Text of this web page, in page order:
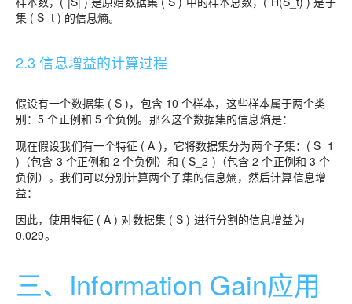
集 ( S_t ) 的信息熵。
2.3 信息增益的计算过程
假设有一个数据集 ( S )，包含 10 个样本，这些样本属于两个类
别：5 个正例和 5 个负例。那么这个数据集的信息熵是：
现在假设我们有一个特征 ( A )，它将数据集分为两个子集：( S_1
)（包含 3 个正例和 2 个负例）和 ( S_2 )（包含 2 个正例和 3 个
负例）。我们可以分别计算两个子集的信息熵，然后计算信息增
益：
因此，使用特征 ( A ) 对数据集 ( S ) 进行分割的信息增益为
0.029。
三、Information Gain应用